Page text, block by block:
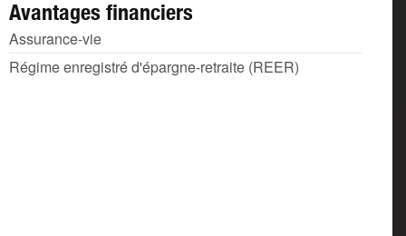
Avantages financiers
Assurance-vie
Régime enregistré d'épargne-retraite (REER)